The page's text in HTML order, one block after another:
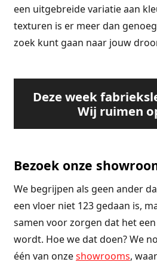
een uitgebreide variatie aan
texturen is er meer dan
zoek kunt gaan naar jouw
Deze week
Wij ruimen
Bezoek onze
We begrijpen als geen ander
een vloer niet 123 gedaan is,
samen voor zorgen dat het
wordt. Hoe we dat doen? We
één van onzeshowrooms,